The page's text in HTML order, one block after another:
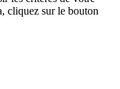
cliquez sur le bouton